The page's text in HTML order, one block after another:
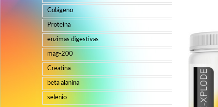
Colágeno
Proteína
enzimas digestivas
mag-200
Creatina
beta alanina
selenio